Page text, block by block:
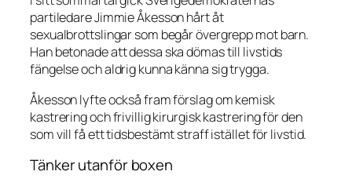
partiledare Jimmie Åkesson hårt åt
sexualbrottslingar som begår övergrepp mot barn.
Han betonade att dessa ska dömas till livstids
fängelse och aldrig kunna känna sig trygga.
Åkesson lyfte också fram förslag om kemisk
kastrering och frivillig kirurgisk kastrering för den
som vill få ett tidsbestämt straff istället för livstid.
Tänker utanför boxen